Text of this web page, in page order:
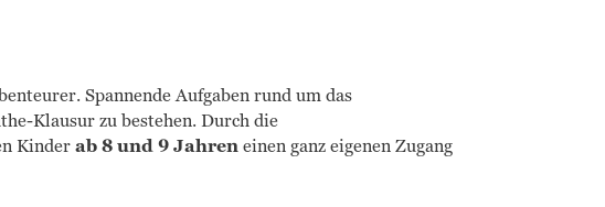
Spannende Aufgaben rund um das
Klausur zu bestehen. Durch die
Kinderab 8 und 9 Jahreneinen ganz eigenen Zugang